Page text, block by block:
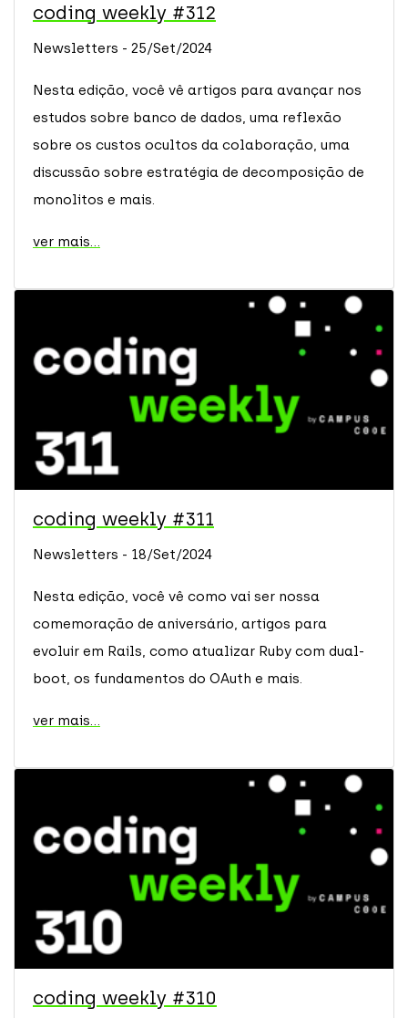
coding weekly #312
Newsletters - 25/Set/2024
Nesta edição, você vê artigos para avançar nos
estudos sobre banco de dados, uma reflexão
sobre os custos ocultos da colaboração, uma
discussão sobre estratégia de decomposição de
monolitos e mais.
ver mais...
coding weekly #311
Newsletters - 18/Set/2024
Nesta edição, você vê como vai ser nossa
comemoração de aniversário, artigos para
evoluir em Rails, como atualizar Ruby com dual-
boot, os fundamentos do OAuth e mais.
ver mais...
coding weekly #310